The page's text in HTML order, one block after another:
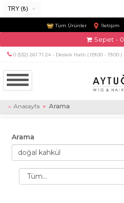
TRY (₺)
TRY (₺)
Tüm Ürünler İletişim
Sepet - 0
0 (532) 261 71 24 - Destek Hattı ( 09:00 - 19:00 )
Anasayfa Arama
Arama